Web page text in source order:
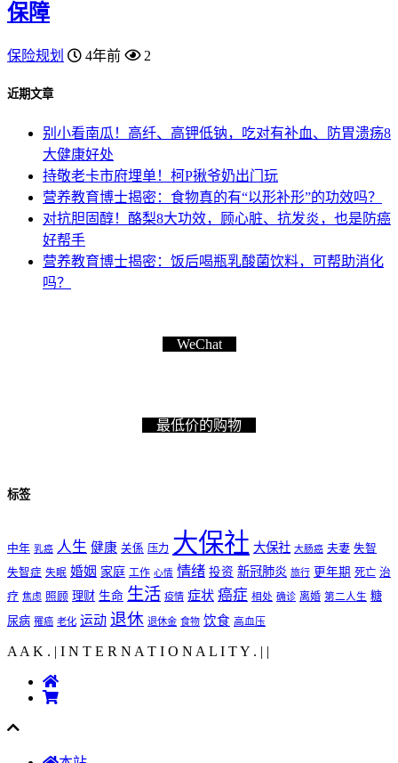
保障
保险规划 4年前 2
近期文章
别小看南瓜！高纤、高钾低钠，吃对有补血、防胃溃疡8
大健康好处
持敬老卡市府埋单！柯P揪爷奶出门玩
营养教育博士揭密：食物真的有“以形补形”的功效吗？
对抗胆固醇！酪梨8大功效，顾心脏、抗发炎，也是防癌
好帮手
营养教育博士揭密：饭后喝瓶乳酸菌饮料，可帮助消化
吗？
WeChat
最低价的购物
标签
中年 乳癌 人生 健康 关係 压力 大保社 大保社 大肠癌 夫妻 失智
失智症 失眠 婚姻 家庭 工作 心情 情绪 投资 新冠肺炎 旅行 更年期 死亡 治
疗 焦虑 照顾 理财 生命 生活 疫情 症状 癌症 相处 确诊 离婚 第二人生 糖
尿病 罹癌 老化 运动 退休 退休金 食物 饮食 高血压
A A K . | I N T E R N A T I O N A L I T Y . | |